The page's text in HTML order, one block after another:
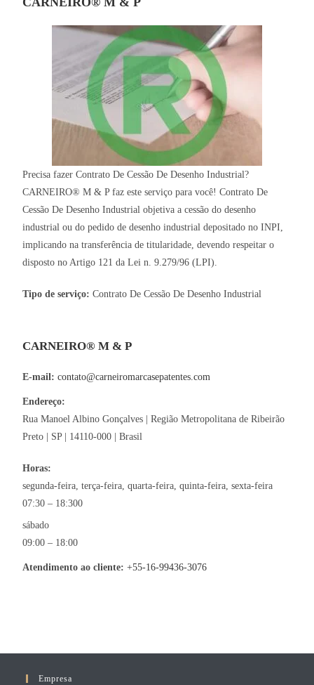
Precisa fazer Contrato De Cessão De Desenho Industrial?
CARNEIRO® M & P faz este serviço para você! Contrato De
Cessão De Desenho Industrial objetiva a cessão do desenho
industrial ou do pedido de desenho industrial depositado no INPI,
implicando na transferência de titularidade, devendo respeitar o
disposto no Artigo 121 da Lei n. 9.279/96 (LPI).
Tipo de serviço:Contrato De Cessão De Desenho Industrial
CARNEIRO® M & P
E-mail: contato@carneiromarcasepatentes.com
Endereço:
Rua Manoel Albino Gonçalves |Região Metropolitana de Ribeirão
Preto
SP| 14110-000 |Brasil
Horas:
segunda-feira, terça-feira, quarta-feira, quinta-feira, sexta-feira
07:30 – 18:300
sábado
09:00 – 18:00
Atendimento ao cliente: +55-16-99436-3076
Empresa